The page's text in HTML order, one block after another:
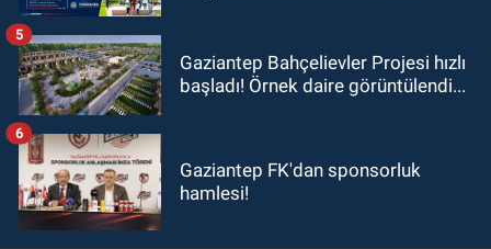
Gaziantep Bahçelievler Projesi hızlı
başladı! Örnek daire görüntülendi...
5
Gaziantep FK'dan sponsorluk
hamlesi!
6